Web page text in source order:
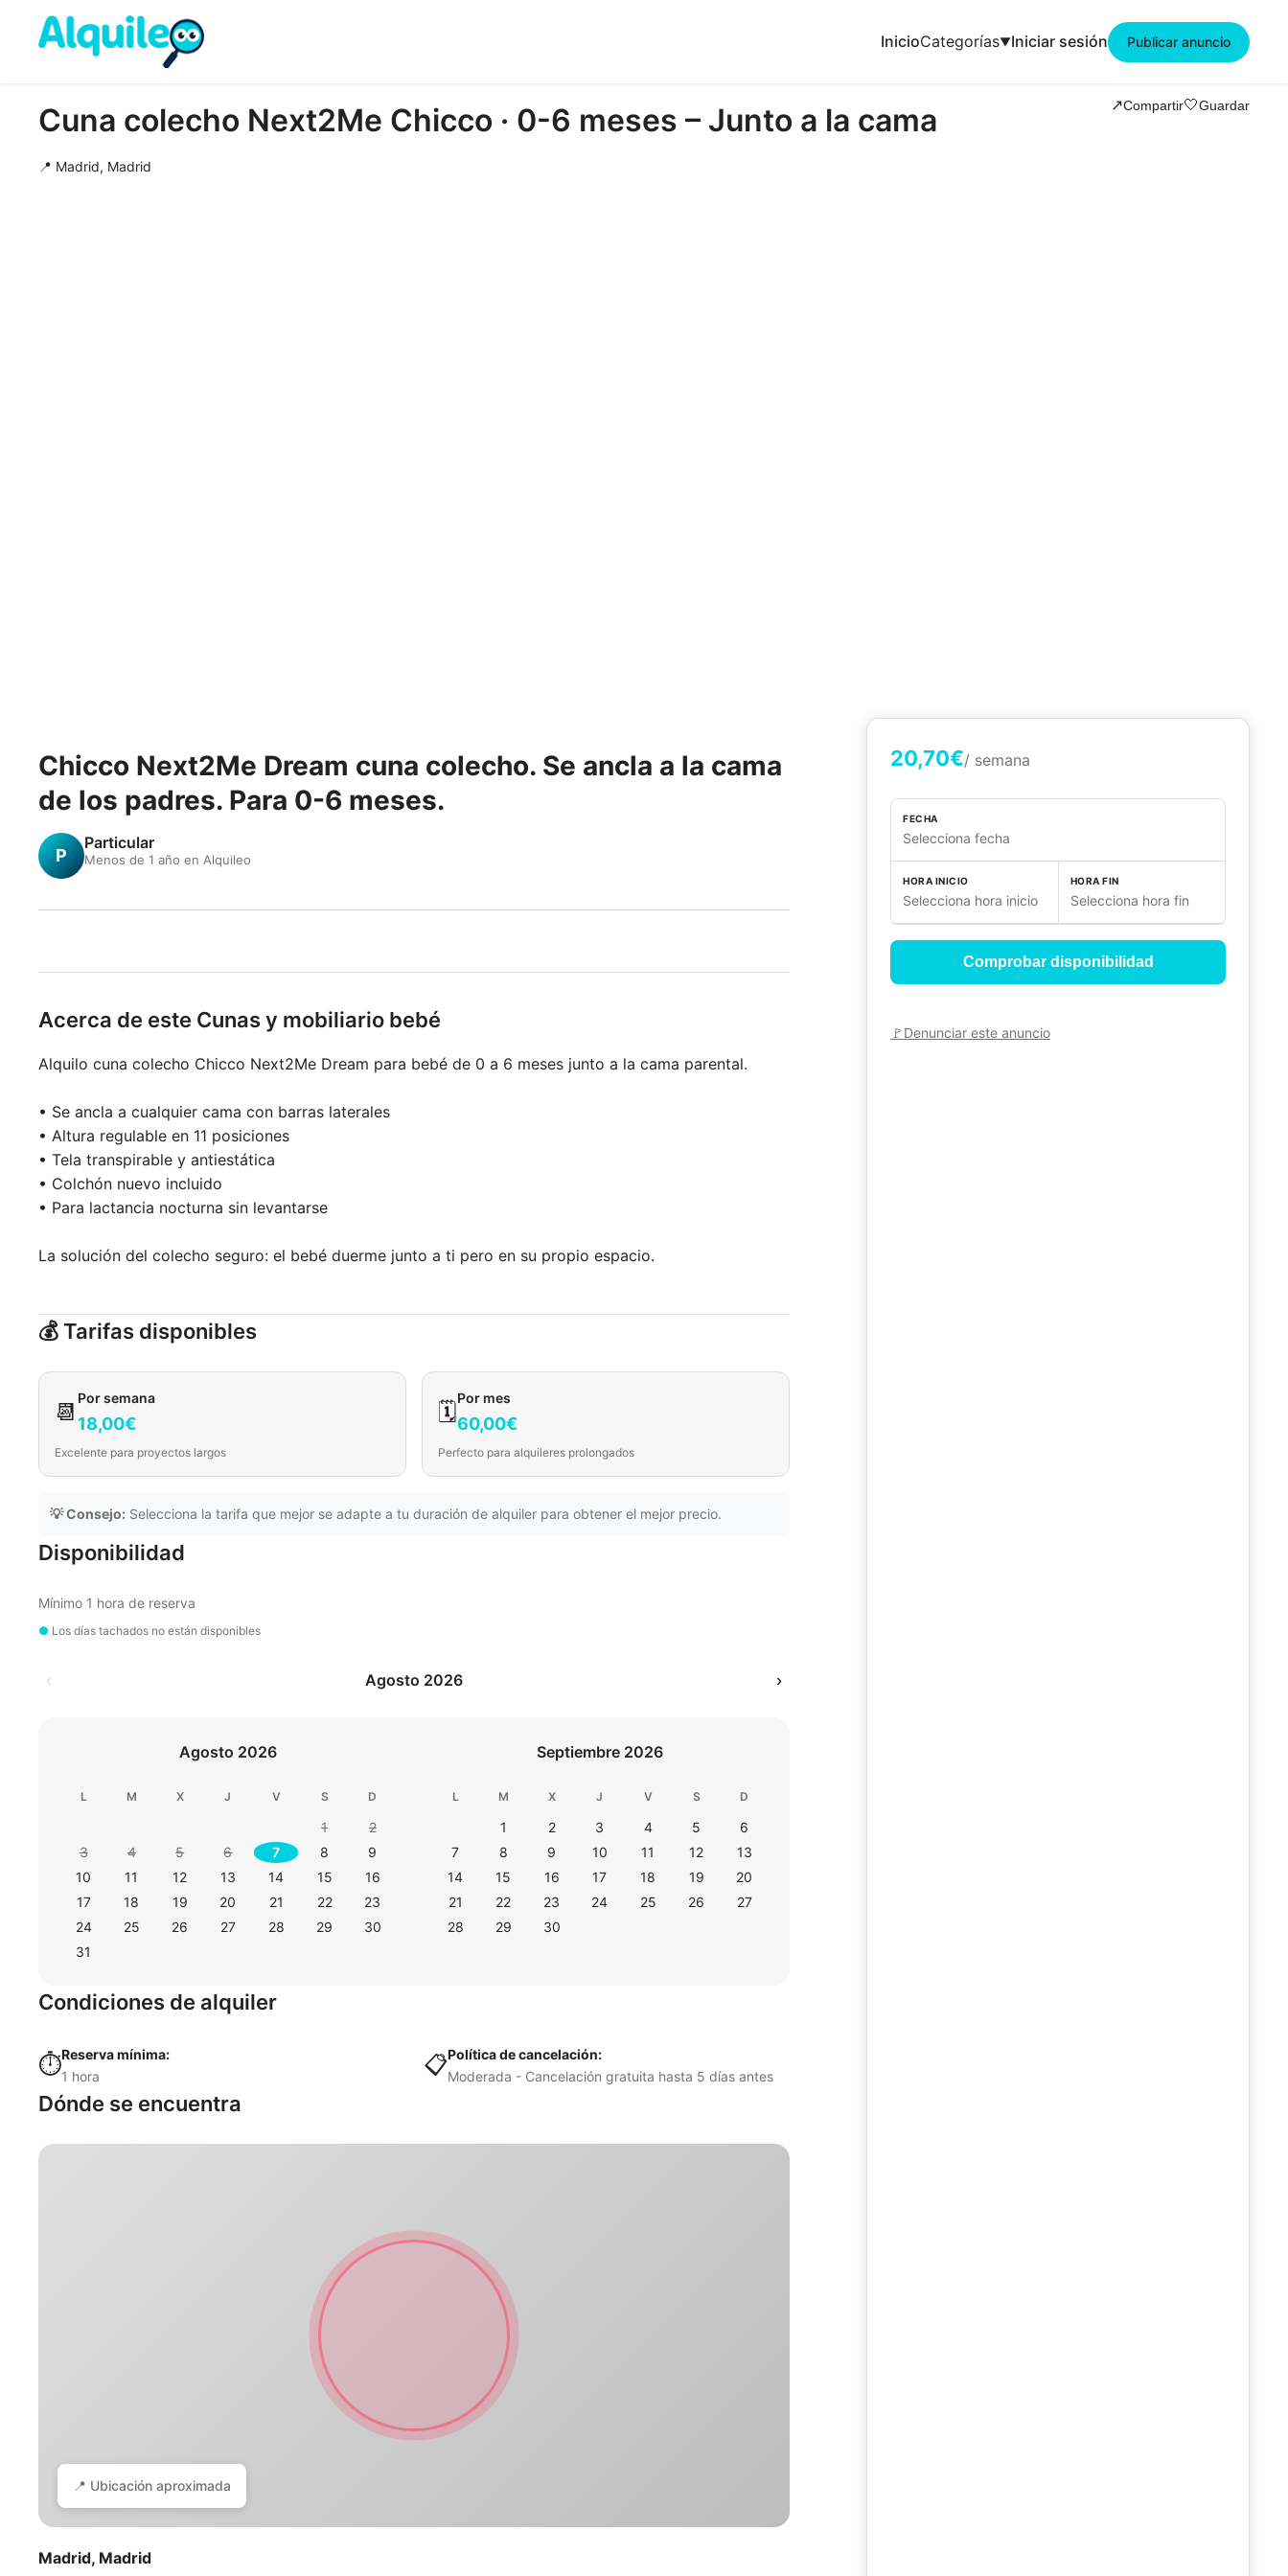
InicioCategorías Iniciar sesión Publicar anuncio
Cuna colecho Next2Me Chicco · 0-6 meses – Junto a la cama ↗️Compartir🤍Guardar
📍 Madrid, Madrid
Chicco Next2Me Dream cuna colecho. Se ancla a la cama
de los padres. Para 0-6 meses.
P
Particular
Menos de 1 año en Alquileo
Acerca de este Cunas y mobiliario bebé
Alquilo cuna colecho Chicco Next2Me Dream para bebé de 0 a 6 meses junto a la cama parental.
• Se ancla a cualquier cama con barras laterales
• Altura regulable en 11 posiciones
• Tela transpirable y antiestática
• Colchón nuevo incluido
• Para lactancia nocturna sin levantarse
La solución del colecho seguro: el bebé duerme junto a ti pero en su propio espacio.
💰 Tarifas disponibles
📆
Por semana
18,00€
Excelente para proyectos largos
🗓️
Por mes
60,00€
Perfecto para alquileres prolongados
💡 Consejo: Selecciona la tarifa que mejor se adapte a tu duración de alquiler para obtener el mejor precio.
Disponibilidad
Mínimo 1 hora de reserva
● Los días tachados no están disponibles
‹ Agosto 2026 ›
Agosto 2026
L M X J V S D
1
2
3
4 5 6 7 8
9
10
11 12 13 14 15
16
17
18 19 20 21 22
23
24
25 26 27 28 29
30
31
Septiembre 2026
L M X J V S D
1 2 3 4 5
6
7
8 9 10 11 12
13
14
15 16 17 18 19
20
21
22 23 24 25 26
27
28
29 30
Condiciones de alquiler
⏱️Reserva mínima:
1 hora
📋Política de cancelación:
Moderada - Cancelación gratuita hasta 5 días antes
Dónde se encuentra
📍 Ubicación aproximada
Madrid, Madrid
20,70€/ semana
FECHA
Selecciona fecha
HORA INICIO
Selecciona hora inicio
HORA FIN
Selecciona hora fin
Comprobar disponibilidad
🚩Denunciar este anuncio